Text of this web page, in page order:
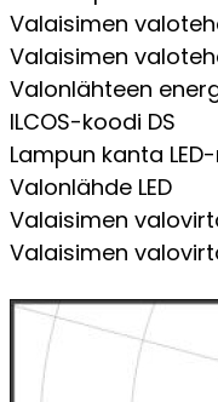
Valaisimen
Valaisimen
Valonlähteen
ILCOS-koodi DS
Lampun kanta
Valonlähde LED
Valaisimen
Valaisimen